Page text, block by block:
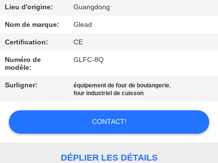
PROPOS
DE
NOUS
VISITE
DE
L'USINE
CONTRÔLE
Lieu d'origine: Guangdong
Nom de marque: Glead
Certification: CE
Numéro de
modèle:
GLFC-8Q
Surligner: équipement de four de boulangerie,
four industriel de cuisson
CONTACT!
DÉPLIER LES DÉTAILS